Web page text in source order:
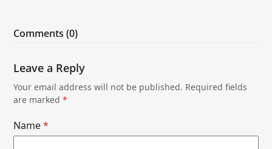
Comments (0)
Leave a Reply
Your email address will not be published. Required fields
are marked*
Name*